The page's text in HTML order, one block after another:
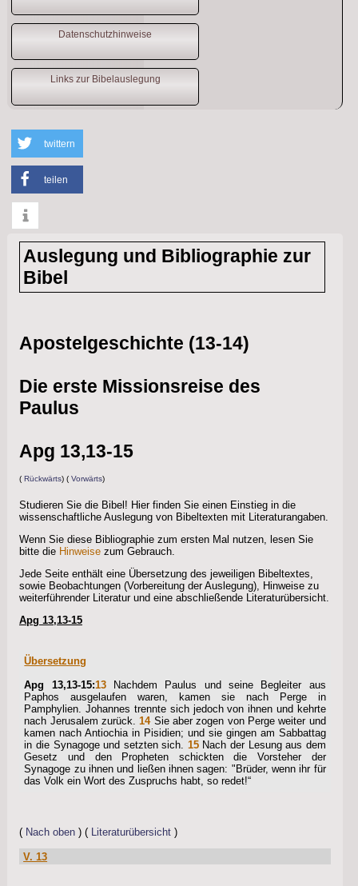
Datenschutzhinweise
Links zur Bibelauslegung
twittern
teilen
info
Auslegung und Bibliographie zur
Bibel
Apostelgeschichte (13-14)
Die erste Missionsreise des
Paulus
Apg 13,13-15
( Rückwärts) ( Vorwärts)
Studieren Sie die Bibel! Hier finden Sie einen Einstieg in die
wissenschaftliche Auslegung von Bibeltexten mit Literaturangaben.
Wenn Sie diese Bibliographie zum ersten Mal nutzen, lesen Sie
bitte die Hinweise zum Gebrauch.
Jede Seite enthält eine Übersetzung des jeweiligen Bibeltextes,
sowie Beobachtungen (Vorbereitung der Auslegung), Hinweise zu
weiterführender Literatur und eine abschließende Literaturübersicht.
Apg 13,13-15
Übersetzung
Apg 13,13-15:13
Nachdem Paulus und seine Begleiter aus
Paphos ausgelaufen waren, kamen sie nach Perge in
Pamphylien. Johannes trennte sich jedoch von ihnen und kehrte
nach Jerusalem zurück.14 Sie aber zogen von Perge weiter und
kamen nach Antiochia in Pisidien; und sie gingen am Sabbattag
in die Synagoge und setzten sich. 15 Nach der Lesung aus dem
Gesetz und den Propheten schickten die Vorsteher der
Synagoge zu ihnen und ließen ihnen sagen: "Brüder, wenn ihr für
das Volk ein Wort des Zuspruchs habt, so redet!“
( Nach oben ) ( Literaturübersicht )
V. 13